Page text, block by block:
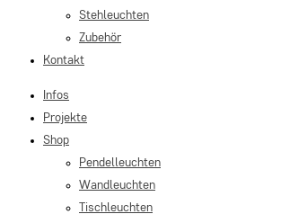
Stehleuchten
Zubehör
Kontakt
Infos
Projekte
Shop
Pendelleuchten
Wandleuchten
Tischleuchten